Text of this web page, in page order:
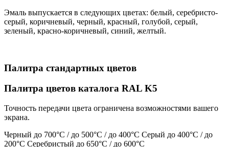
Эмаль выпускается в следующих цветах: белый, серебристо-
серый, коричневый, черный, красный, голубой, серый,
зеленый, красно-коричневый, синий, желтый.
Палитра стандартных цветов
Палитра цветов каталога RAL K5
Точность передачи цвета ограничена возможностями вашего
экрана.
Черный до 700°С / до 500°С / до 400°С Серый до 400°С / до
200°С Серебристый до 650°С / до 600°С